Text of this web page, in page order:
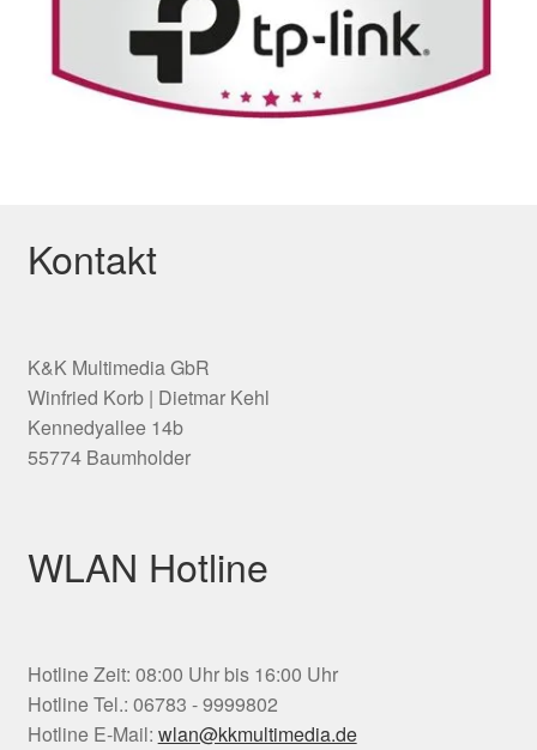
Kontakt
K&K Multimedia GbR
Winfried Korb | Dietmar Kehl
Kennedyallee 14b
55774 Baumholder
WLAN Hotline
Hotline Zeit: 08:00 Uhr bis 16:00 Uhr
Hotline Tel.: 06783 - 9999802
Hotline E-Mail: wlan@kkmultimedia.de